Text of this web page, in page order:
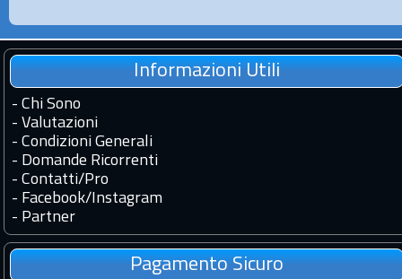
Informazioni Utili
- Chi Sono
- Valutazioni
- Condizioni Generali
- Domande Ricorrenti
- Contatti/Pro
- Facebook/Instagram
- Partner
Pagamento Sicuro